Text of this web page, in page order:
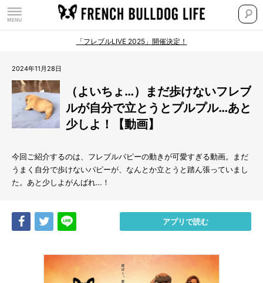
「フレブルLIVE 2025」開催決定！
2024年11月28日
（よいちょ…）まだ歩けないフレブ
ルが自分で立とうとプルプル…あと
少しよ！【動画】
今回ご紹介するのは、フレブルパピーの動きが可愛すぎる動画。まだ
うまく自分で歩けないパピーが、なんとか立とうと踏ん張っていまし
た。あと少しよがんばれ…！
Share Tweet アプリで読む